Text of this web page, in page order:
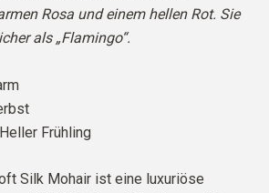
Rosa und einem hellen Rot. Sie
als „Flamingo“.
Frühling
Silk Mohair ist eine luxuriöse